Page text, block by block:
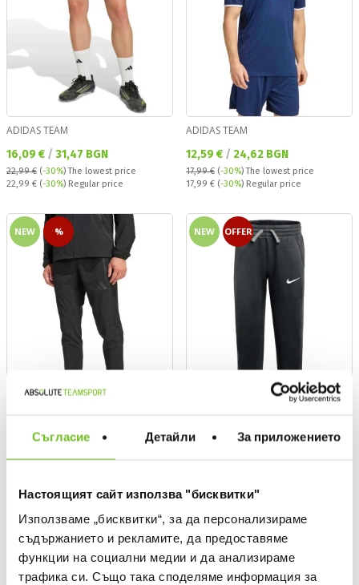
Съгласие Детайли За приложението
Настоящият сайт използва "бисквитки"
Използваме „бисквитки“, за да персонализираме
съдържанието и рекламите, да предоставяме
функции на социални медии и да анализираме
трафика си. Също така споделяме информация за
ADIDAS TEAM
Текуща цена:
16,09 € / 31,47 BGN
22,99 € (-30%)The lowest price
Regular price:
22,99 € (-30%) Regular price
ADIDAS TEAM
Текуща цена:
12,59 € / 24,62 BGN
17,99 € (-30%)The lowest price
Regular price:
17,99 € (-30%) Regular price
NEW %
ADIDAS TEAM
Текуща цена:
45,49 €/88,97 BGN
48,74 €(-7%)The lowest price
NEW OFFER
NIKE TEAMWEAR
Текуща цена:
35,99 €/70,39 BGN
Regular price:
44,99 €Regular price
NEW OFFER NEW OFFER